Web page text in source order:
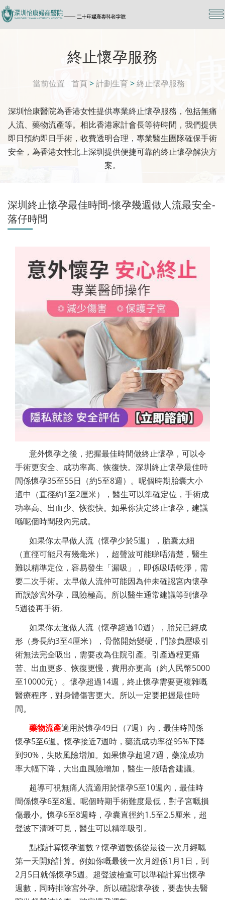
終止懷孕服務
當前位置 首頁 >計劃生育>終止懷孕服務
深圳怡康醫院為香港女性提供專業終止懷孕服務，包括無痛
人流、藥物流產等。相比香港家計會長等待時間，我們提供
即日預約即日手術，收費透明合理，專業醫生團隊確保手術
安全，為香港女性北上深圳提供便捷可靠的終止懷孕解決方
案。
深圳終止懷孕最佳時間-懷孕幾週做人流最安全-
落仔時間
意外懷孕之後，把握最佳時間做終止懷孕，可以令
手術更安全、成功率高、恢復快。深圳終止懷孕最佳時
間係懷孕35至55日（約5至8週）。呢個時期胎囊大小
適中（直徑約1至2厘米），醫生可以準確定位，手術成
功率高、出血少、恢復快。如果你決定終止懷孕，建議
喺呢個時間段內完成。
如果你太早做人流（懷孕少於5週），胎囊太細
（直徑可能只有幾毫米），超聲波可能睇唔清楚，醫生
難以精準定位，容易發生「漏吸」，即係吸唔乾淨，需
要二次手術。太早做人流仲可能因為仲未確認宮內懷孕
而誤診宮外孕，風險極高。所以醫生通常建議等到懷孕
5週後再手術。
如果你太遲做人流（懷孕超過10週），胎兒已經成
形（身長約3至4厘米），骨骼開始變硬，門診負壓吸引
術無法完全吸出，需要改為住院引產。引產過程更痛
苦、出血更多、恢復更慢，費用亦更高（約人民幣5000
至10000元）。懷孕超過14週，終止懷孕需要更複雜嘅
醫療程序，對身體傷害更大。所以一定要把握最佳時
間。
藥物流產適用於懷孕49日（7週）內，最佳時間係
懷孕5至6週。懷孕接近7週時，藥流成功率從95%下降
到90%，失敗風險增加。如果懷孕超過7週，藥流成功
率大幅下降，大出血風險增加，醫生一般唔會建議。
超導可視無痛人流適用於懷孕5至10週內，最佳時
間係懷孕6至8週。呢個時期手術難度最低，對子宮嘅損
傷最小。懷孕6至8週時，孕囊直徑約1.5至2.5厘米，超
聲波下清晰可見，醫生可以精準吸引。
點樣計算懷孕週數？懷孕週數係從最後一次月經嘅
第一天開始計算。例如你嘅最後一次月經係1月1日，到
2月5日就係懷孕5週。超聲波檢查可以準確計算出懷孕
週數，同時排除宮外孕。所以確認懷孕後，要盡快去醫